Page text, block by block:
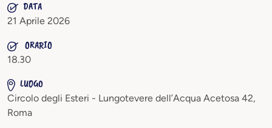
DATA
21 Aprile 2026
ORARIO
18.30
LUOGO
Circolo degli Esteri - Lungotevere dell’Acqua Acetosa 42,
Roma